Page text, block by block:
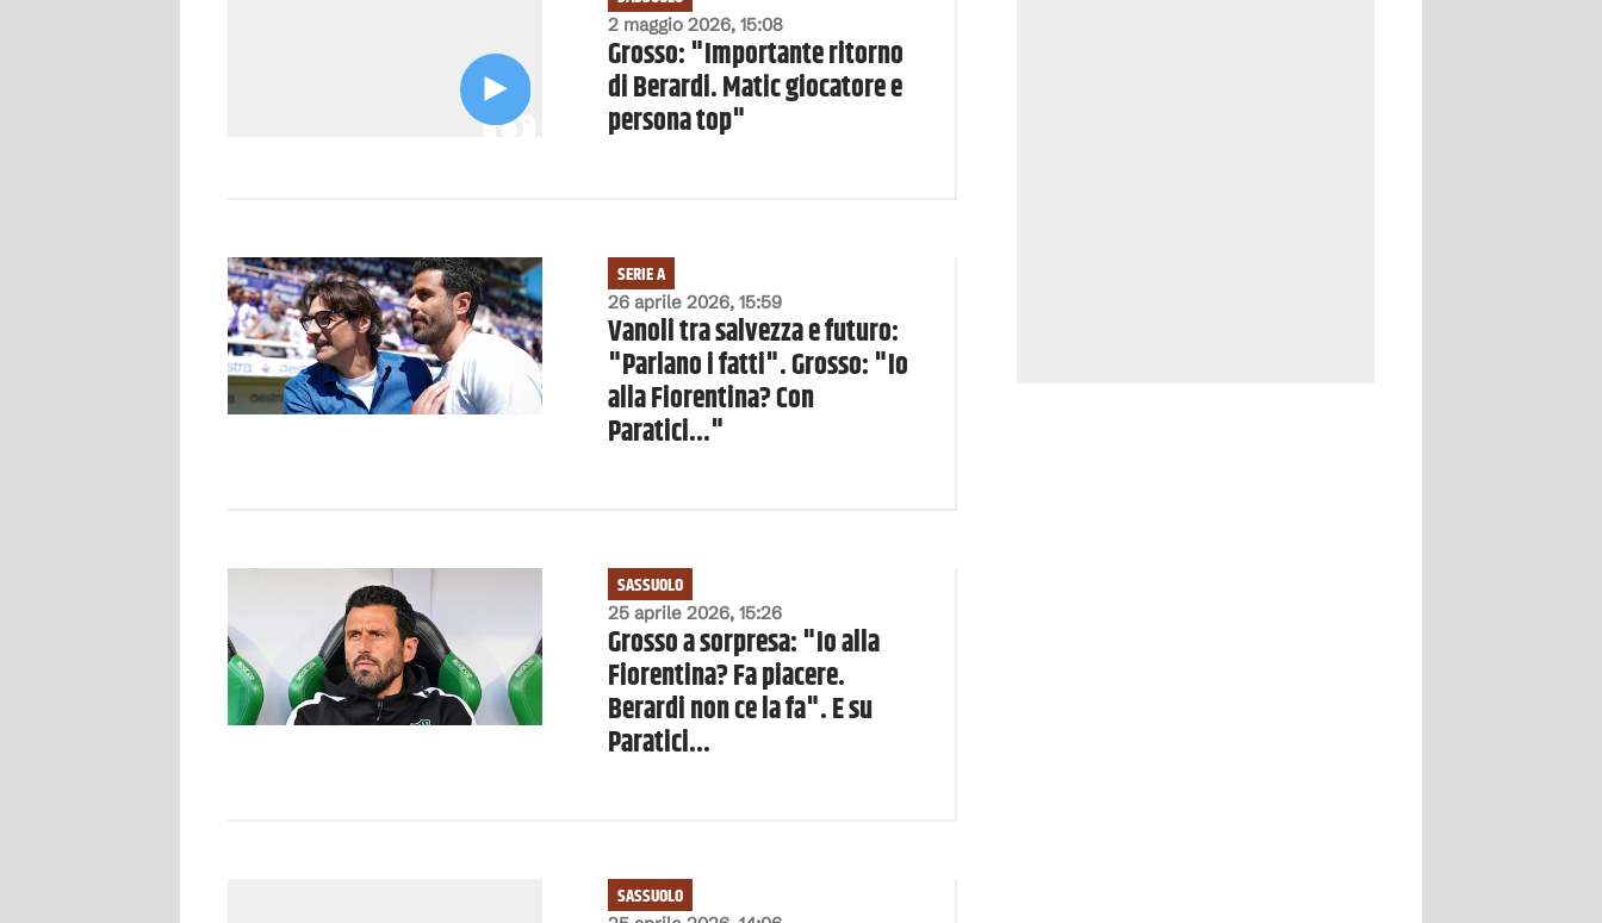
2 maggio 2026, 15:08
Grosso: "Importante ritorno
di Berardi. Matic giocatore e
persona top"
26 aprile 2026, 15:59
SERIE A
Vanoli tra salvezza e futuro:
"Parlano i fatti". Grosso: "Io
alla Fiorentina? Con
Paratici..."
25 aprile 2026, 15:26
SASSUOLO
Grosso a sorpresa: "Io alla
Fiorentina? Fa piacere.
Berardi non ce la fa". E su
Paratici...
SASSUOLO